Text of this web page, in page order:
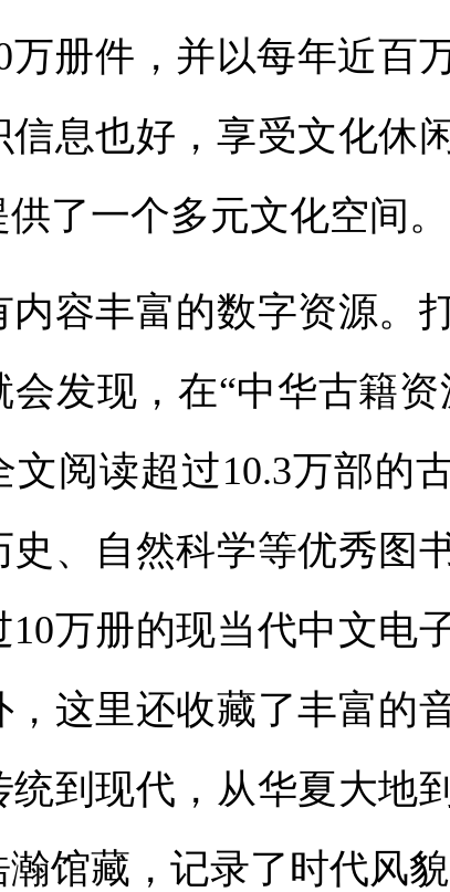
万册件，并以每年近百
息也好，享受文化休
了一个多元文化空间。
丰富的数字资源。
发现，在“中华古籍资
阅读超过10.3万部的
史、自然科学等优秀图
10万册的现当代中文电
，这里还收藏了丰富的
到现代，从华夏大地
馆藏，记录了时代风貌